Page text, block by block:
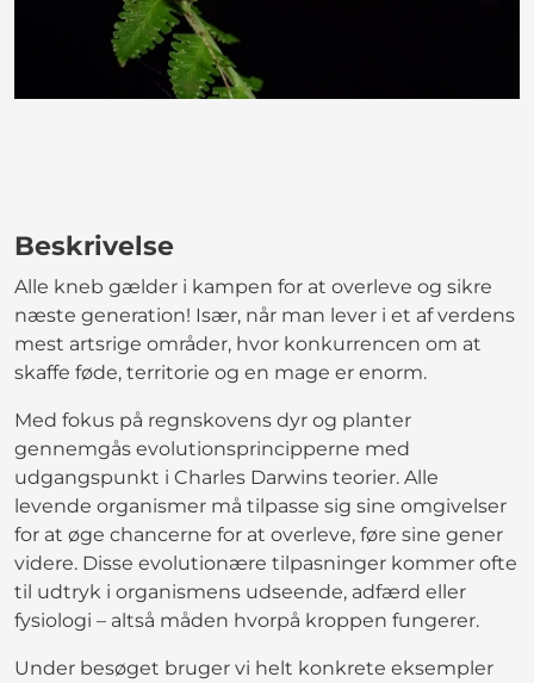
Beskrivelse
Alle kneb gælder i kampen for at overleve og sikre
næste generation! Især, når man lever i et af verdens
mest artsrige områder, hvor konkurrencen om at
skaffe føde, territorie og en mage er enorm.
Med fokus på regnskovens dyr og planter
gennemgås evolutionsprincipperne med
udgangspunkt i Charles Darwins teorier. Alle
levende organismer må tilpasse sig sine omgivelser
for at øge chancerne for at overleve, føre sine gener
videre. Disse evolutionære tilpasninger kommer ofte
til udtryk i organismens udseende, adfærd eller
fysiologi – altså måden hvorpå kroppen fungerer.
Under besøget bruger vi helt konkrete eksempler